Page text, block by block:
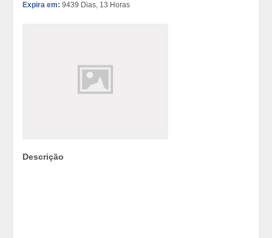
Expira em: 9439 Dias, 13 Horas
Descrição